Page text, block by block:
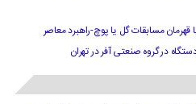
مسابقات گل یا پوچ-راهبرد معاصر
در گروه صنعتی آفر در تهران